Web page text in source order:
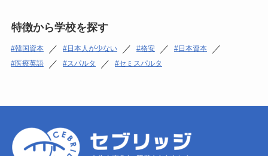
特徴から学校を探す
韓国資本 ／ 日本人が少ない ／ 格安 ／ 日本資本 ／
医療英語 ／ スパルタ ／ セミスパルタ